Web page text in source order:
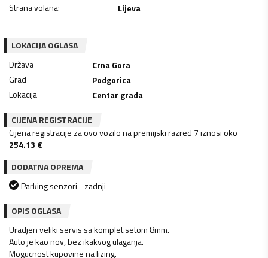
Strana volana: Lijeva
LOKACIJA OGLASA
Država
Crna Gora
Grad
Podgorica
Lokacija
Centar grada
CIJENA REGISTRACIJE
Cijena registracije za ovo vozilo na premijski razred 7 iznosi oko
254.13 €
DODATNA OPREMA
Parking senzori - zadnji
OPIS OGLASA
Uradjen veliki servis sa komplet setom 8mm.
Auto je kao nov, bez ikakvog ulaganja.
Mogucnost kupovine na lizing.